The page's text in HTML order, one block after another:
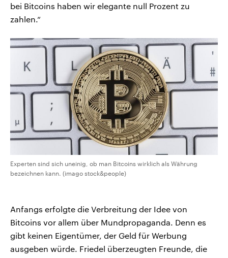
bei Bitcoins haben wir elegante null Prozent zu
zahlen.“
Experten sind sich uneinig, ob man Bitcoins wirklich als Währung
bezeichnen kann. (imago stock&people)
Anfangs erfolgte die Verbreitung der Idee von
Bitcoins vor allem über Mundpropaganda. Denn es
gibt keinen Eigentümer, der Geld für Werbung
ausgeben würde. Friedel überzeugten Freunde, die